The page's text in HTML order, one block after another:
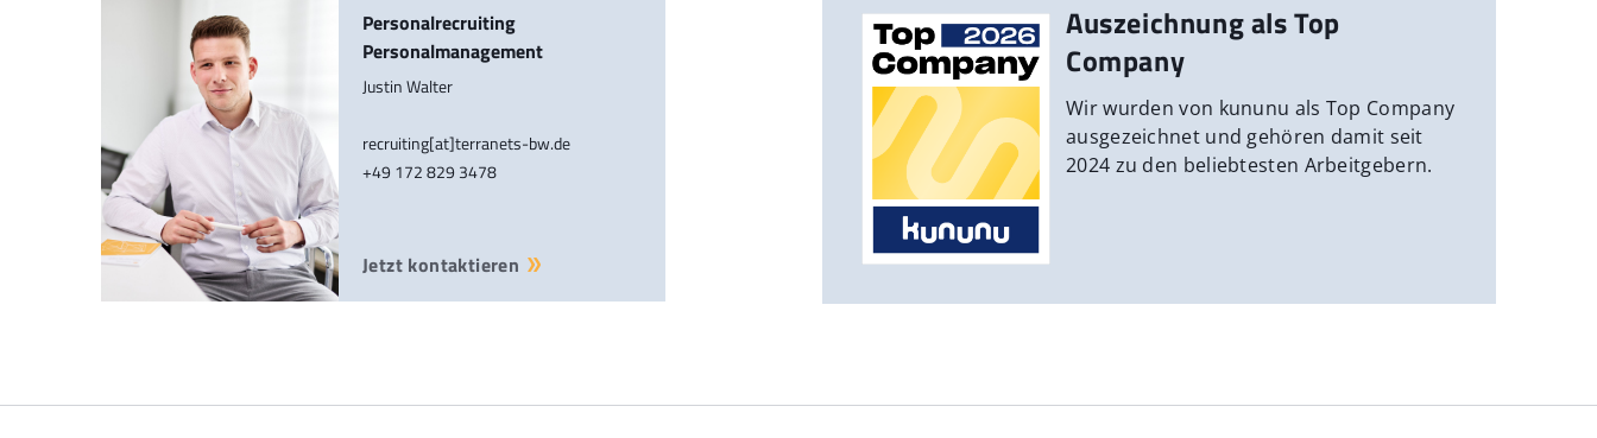
Personalrecruiting
Personalmanagement
Justin Walter
recruiting[at]terranets-bw.de
+49 172 829 3478
Jetzt kontaktieren
Auszeichnung als Top
Company
Wir wurden von kununu als Top Company
ausgezeichnet und gehören damit seit
2024 zu den beliebtesten Arbeitgebern.